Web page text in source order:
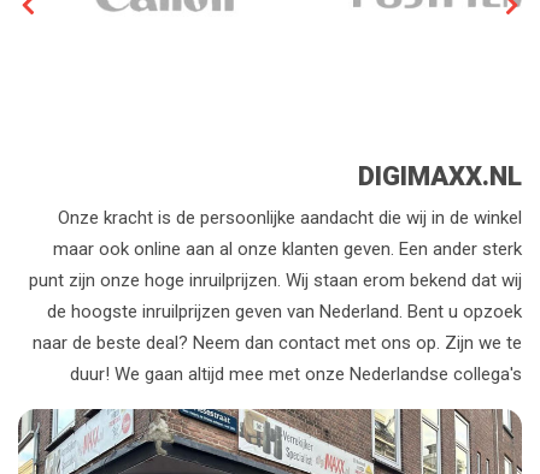
DIGIMAXX.NL
Onze kracht is de persoonlijke aandacht die wij in de winkel
maar ook online aan al onze klanten geven. Een ander sterk
punt zijn onze hoge inruilprijzen. Wij staan erom bekend dat wij
de hoogste inruilprijzen geven van Nederland. Bent u opzoek
naar de beste deal? Neem dan contact met ons op. Zijn we te
duur! We gaan altijd mee met onze Nederlandse collega's